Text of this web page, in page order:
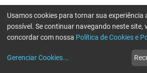
Usamos cookies para tornar sua experiência
possível. Se continuar navegando neste site,
concordar com nossa Política de Cookies e
Gerenciar Cookies...
Erro ao enviar informações, por favor tente